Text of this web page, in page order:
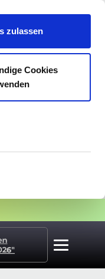
zulassen
Cookies